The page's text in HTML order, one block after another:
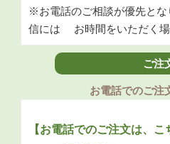
※お電話のご相談が優先とな
信には お時間をいただく場
ご注
お電話でのご注
【お電話でのご注文は、こ